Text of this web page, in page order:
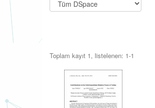
Toplam kayıt 1, listelenen: 1-1